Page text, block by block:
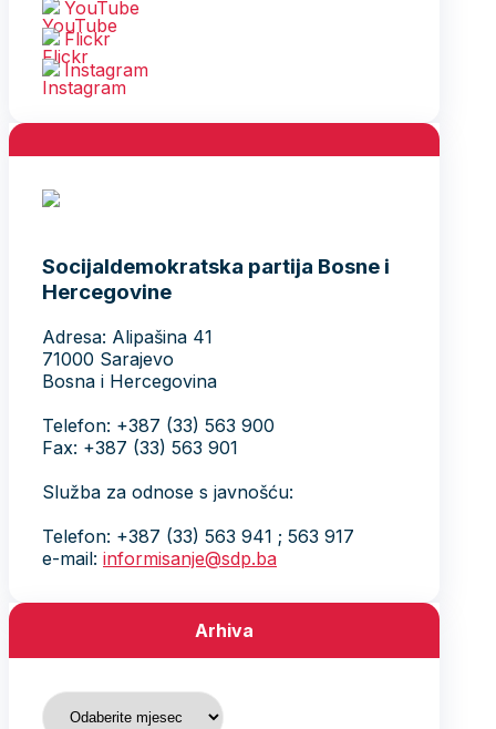
YouTube
Flickr
Instagram
Socijaldemokratska partija Bosne i
Hercegovine
Adresa: Alipašina 41
71000 Sarajevo
Bosna i Hercegovina
Telefon: +387 (33) 563 900
Fax: +387 (33) 563 901
Služba za odnose s javnošću:
Telefon: +387 (33) 563 941 ; 563 917
e-mail: informisanje@sdp.ba
Arhiva
Arhiva